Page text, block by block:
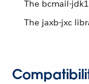
The bcmail-
The jaxb-jxc